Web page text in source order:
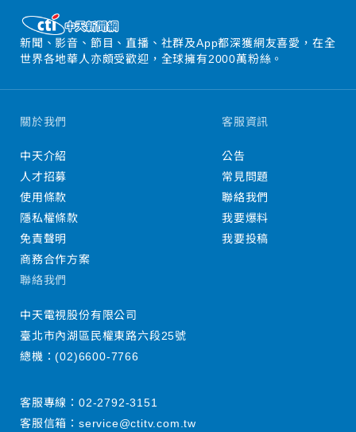
新聞、影音、節目、直播、社群及App都深獲網友喜愛，在全
世界各地華人亦頗受歡迎，全球擁有2000萬粉絲。
關於我們
中天介紹
人才招募
使用條款
隱私權條款
免責聲明
商務合作方案
客服資訊
公告
常見問題
聯絡我們
我要爆料
我要投稿
聯絡我們
中天電視股份有限公司
臺北市內湖區民權東路六段25號
總機：(02)6600-7766
客服專線： 02-2792-3151
客服信箱： service@ctitv.com.tw